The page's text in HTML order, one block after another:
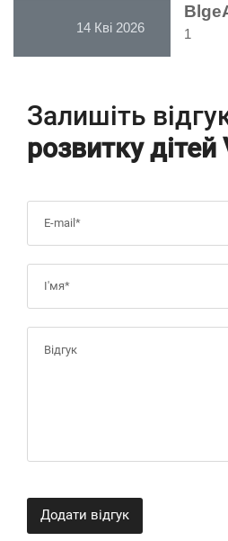
14 Кві 2026 1
Залишіть
розвитку дітей
Додати відгук